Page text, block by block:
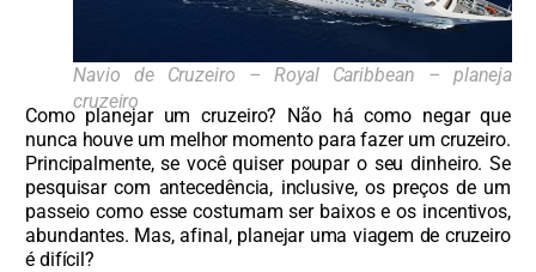
Navio de Cruzeiro – Royal Caribbean – planejar
cruzeiro
Como planejar um cruzeiro? Não há como negar que
nunca houve um melhor momento para fazer um cruzeiro.
Principalmente, se você quiser poupar o seu dinheiro. Se
pesquisar com antecedência, inclusive, os preços de um
passeio como esse costumam ser baixos e os incentivos,
abundantes. Mas, afinal, planejar uma viagem de cruzeiro
é difícil?